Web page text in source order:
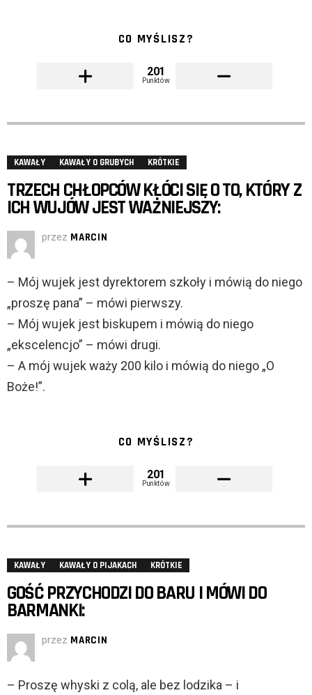
CO MYŚLISZ?
201
Punktów
KAWAŁY KAWAŁY O GRUBYCH KRÓTKIE
TRZECH CHŁOPCÓW KŁÓCI SIĘ O TO, KTÓRY Z
ICH WUJÓW JEST WAŻNIEJSZY:
przez MARCIN
– Mój wujek jest dyrektorem szkoły i mówią do niego
„proszę pana” – mówi pierwszy.
– Mój wujek jest biskupem i mówią do niego
„ekscelencjo” – mówi drugi.
– A mój wujek waży 200 kilo i mówią do niego „O
Boże!”.
CO MYŚLISZ?
201
Punktów
KAWAŁY KAWAŁY O PIJAKACH KRÓTKIE
GOŚĆ PRZYCHODZI DO BARU I MÓWI DO
BARMANKI:
przez MARCIN
– Proszę whyski z colą, ale bez lodzika – i